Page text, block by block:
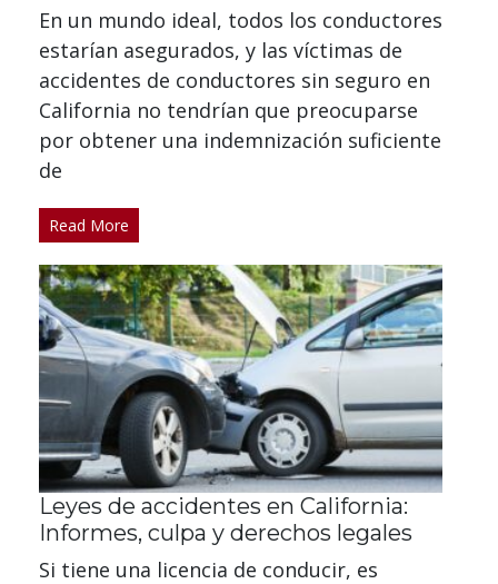
En un mundo ideal, todos los conductores
estarían asegurados, y las víctimas de
accidentes de conductores sin seguro en
California no tendrían que preocuparse
por obtener una indemnización suficiente
de
Read More
Leyes de accidentes en California:
Informes, culpa y derechos legales
Si tiene una licencia de conducir, es